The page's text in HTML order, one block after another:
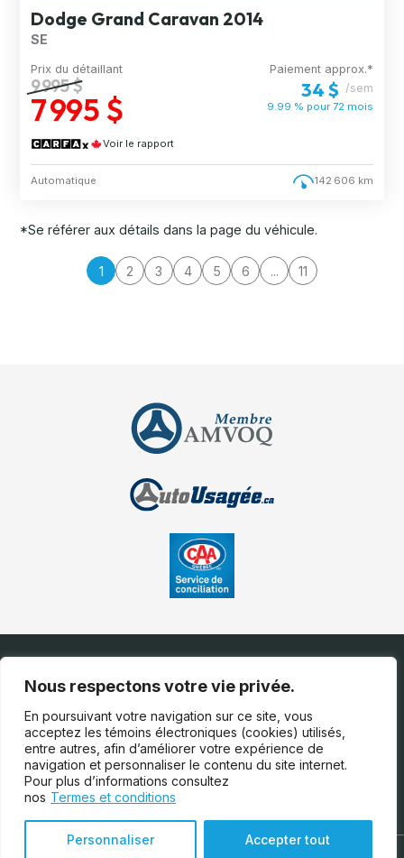
Nous respectons votre vie privée.
En poursuivant votre navigation sur ce site, vous
acceptez les témoins électroniques (cookies) utilisés,
entre autres, afin d’améliorer votre expérience de
navigation et personnaliser le contenu du site internet.
Pour plus d’informations consultez
nos Termes et conditions
Personnaliser Accepter tout
Dodge Grand Caravan 2014
SE
Prix du détaillant
9 995 $
7 995 $
Paiement approx.*
34 $ /sem
9.99 % pour72 mois
Voir le rapport
Automatique 142 606 km
*Se référer aux détails dans la page du véhicule.
1 2 3 4 5 6 ... 11
Nous contacter
(450) 628-0030